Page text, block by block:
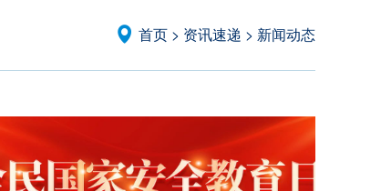
首页 > 资讯速递 > 新闻动态